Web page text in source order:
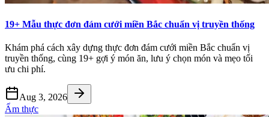
19+ Mẫu thực đơn đám cưới miền Bắc chuẩn vị truyền thống
Khám phá cách xây dựng thực đơn đám cưới miền Bắc chuẩn vị
truyền thống, cùng 19+ gợi ý món ăn, lưu ý chọn món và mẹo tối
ưu chi phí.
Aug 3, 2026
Ẩm thực